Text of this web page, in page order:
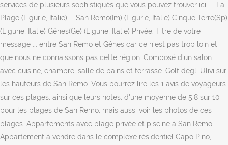
services de plusieurs sophistiqués que vous pouvez trouver ici. ... La
Plage (Ligurie, Italie) ... San Remo(Im) (Ligurie, Italie) Cinque Terre(Sp)
(Ligurie, Italie) Gênes(Ge) (Ligurie, Italie) Privée. Titre de votre
message ... entre San Remo et Gênes car ce n'est pas trop loin et
que nous ne connaissons pas cette région. Composé d'un salon
avec cuisine, chambre, salle de bains et terrasse. Golf degli Ulivi sur
les hauteurs de San Remo. Vous pourrez lire les 1 avis de voyageurs
sur ces plages, ainsi que leurs notes, d'une moyenne de 5.8 sur 10
pour les plages de San Remo, mais aussi voir les photos de ces
plages. Appartements avec plage privée et piscine à San Remo
Appartement à vendre dans le complexe résidentiel Capo Pino,